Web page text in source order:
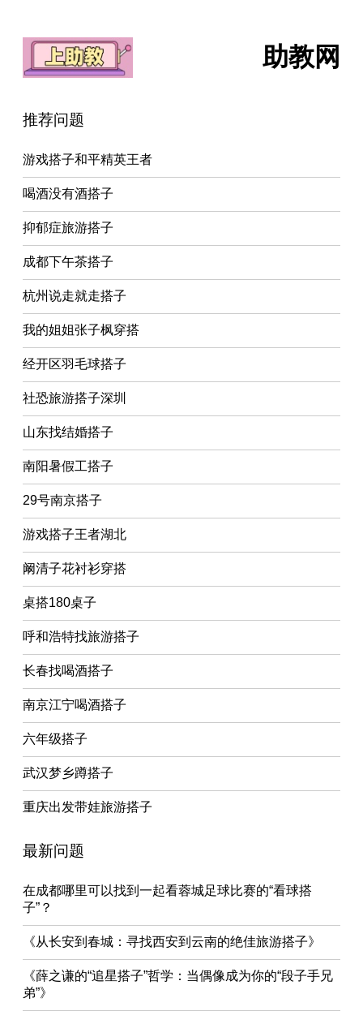
助教网
推荐问题
游戏搭子和平精英王者
喝酒没有酒搭子
抑郁症旅游搭子
成都下午茶搭子
杭州说走就走搭子
我的姐姐张子枫穿搭
经开区羽毛球搭子
社恐旅游搭子深圳
山东找结婚搭子
南阳暑假工搭子
29号南京搭子
游戏搭子王者湖北
阚清子花衬衫穿搭
桌搭180桌子
呼和浩特找旅游搭子
长春找喝酒搭子
南京江宁喝酒搭子
六年级搭子
武汉梦乡蹲搭子
重庆出发带娃旅游搭子
最新问题
在成都哪里可以找到一起看蓉城足球比赛的“看球搭
子”？
《从长安到春城：寻找西安到云南的绝佳旅游搭子》
《薛之谦的“追星搭子”哲学：当偶像成为你的“段子手兄
弟”》